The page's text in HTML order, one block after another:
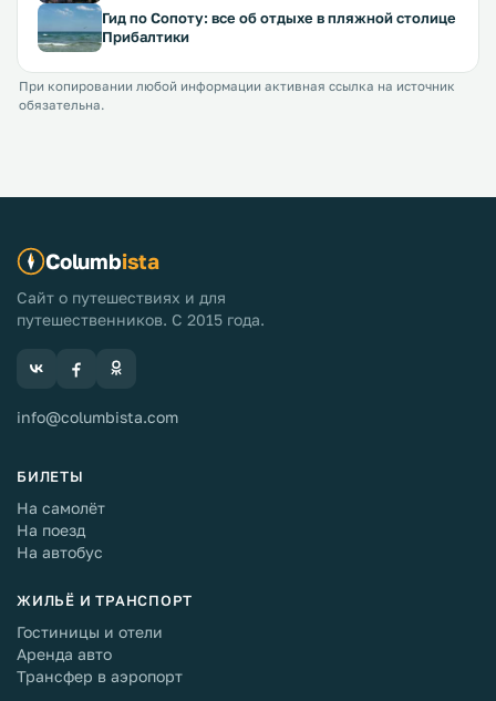
Гид по Сопоту: все об отдыхе в пляжной столице
Прибалтики
При копировании любой информации активная ссылка на источник
обязательна.
Columbista
Сайт о путешествиях и для
путешественников. С 2015 года.
info@columbista.com
БИЛЕТЫ
На самолёт
На поезд
На автобус
ЖИЛЬЁ И ТРАНСПОРТ
Гостиницы и отели
Аренда авто
Трансфер в аэропорт